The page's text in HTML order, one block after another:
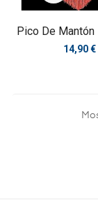
Pico De Mantón
Precio
14,90 €